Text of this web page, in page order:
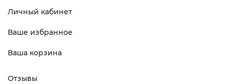
Личный кабинет
Ваше избранное
Ваша корзина
Отзывы